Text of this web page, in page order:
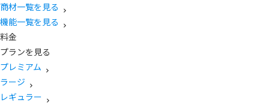
商材一覧を見る
機能一覧を見る
料金
プランを見る
プレミアム
ラージ
レギュラー